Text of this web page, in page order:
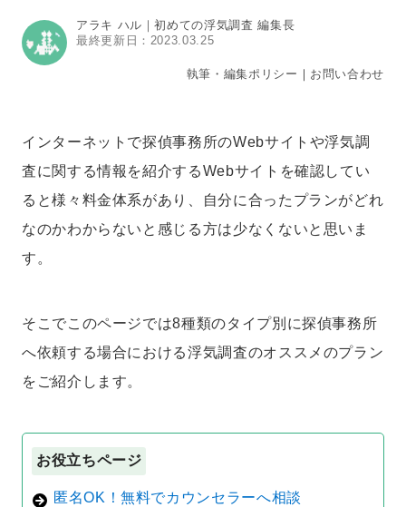
アラキ ハル｜初めての浮気調査 編集長
最終更新日：2023.03.25
執筆・編集ポリシー ｜ お問い合わせ
インターネットで探偵事務所のWebサイトや浮気調
査に関する情報を紹介するWebサイトを確認してい
ると様々料金体系があり、自分に合ったプランがどれ
なのかわからないと感じる方は少なくないと思いま
す。
そこでこのページでは8種類のタイプ別に探偵事務所
へ依頼する場合における浮気調査のオススメのプラン
をご紹介します。
お役立ちページ
匿名OK！無料でカウンセラーへ相談